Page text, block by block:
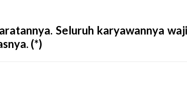
Seluruh karyawannya
(*)